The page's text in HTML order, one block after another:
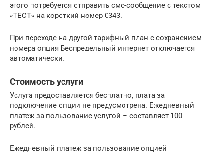
этого потребуется отправить смс-сообщение с текстом
«ТЕСТ» на короткий номер 0343.
При переходе на другой тарифный план с сохранением
номера опция Беспредельный интернет отключается
автоматически.
Стоимость услуги
Услуга предоставляется бесплатно, плата за
подключение опции не предусмотрена. Ежедневный
платеж за пользование услугой – составляет 100
рублей.
Ежедневный платеж за пользование опцией